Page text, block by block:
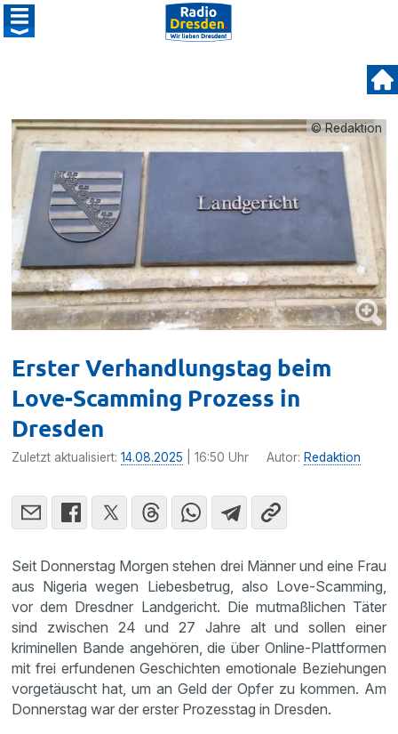
© Redaktion
Erster Verhandlungstag beim
Love-Scamming Prozess in
Dresden
Zuletzt aktualisiert:14.08.2025 | 16:50 Uhr Autor: Redaktion
Seit Donnerstag Morgen stehen drei Männer und eine Frau
aus Nigeria wegen Liebesbetrug, also Love-Scamming,
vor dem Dresdner Landgericht. Die mutmaßlichen Täter
sind zwischen 24 und 27 Jahre alt und sollen einer
kriminellen Bande angehören, die über Online-Plattformen
mit frei erfundenen Geschichten emotionale Beziehungen
vorgetäuscht hat, um an Geld der Opfer zu kommen. Am
Donnerstag war der erster Prozesstag in Dresden.